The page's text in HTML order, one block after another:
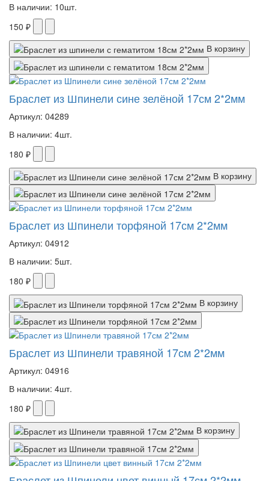
В наличии: 10шт.
150 ₽
В корзину
Браслет из Шпинели сине зелёной 17см 2*2мм
Артикул: 04289
В наличии: 4шт.
180 ₽
В корзину
Браслет из Шпинели торфяной 17см 2*2мм
Артикул: 04912
В наличии: 5шт.
180 ₽
В корзину
Браслет из Шпинели травяной 17см 2*2мм
Артикул: 04916
В наличии: 4шт.
180 ₽
В корзину